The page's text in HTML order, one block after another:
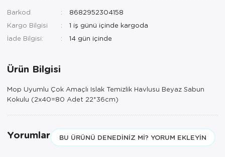
Barkod
8682952304158
Kargo Bilgisi
1 iş günü içinde kargoda
İade Bilgisi:
Ürün Bilgisi
Mop Uyumlu Çok Amaçlı Islak Temizlik Havlusu Beyaz Sabun
Kokulu (2x40=80 Adet 22*36cm)
Yorumlar BU ÜRÜNÜ DENEDINIZ MI? YORUM EKLEYIN